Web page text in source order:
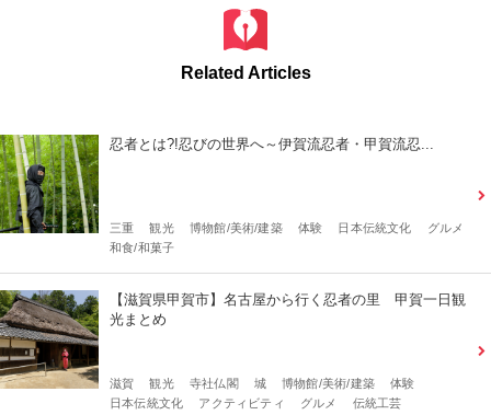
Related Articles
忍者とは?!忍びの世界へ～伊賀流忍者・甲賀流忍...
三重 観光 博物館/美術/建築 体験 日本伝統文化
グルメ
和食/和菓子
【滋賀県甲賀市】名古屋から行く忍者の里 甲賀一日観
光まとめ
滋賀 観光 寺社仏閣 城 博物館/美術/建築
体験
日本伝統文化
アクティビティ グルメ 伝統工芸